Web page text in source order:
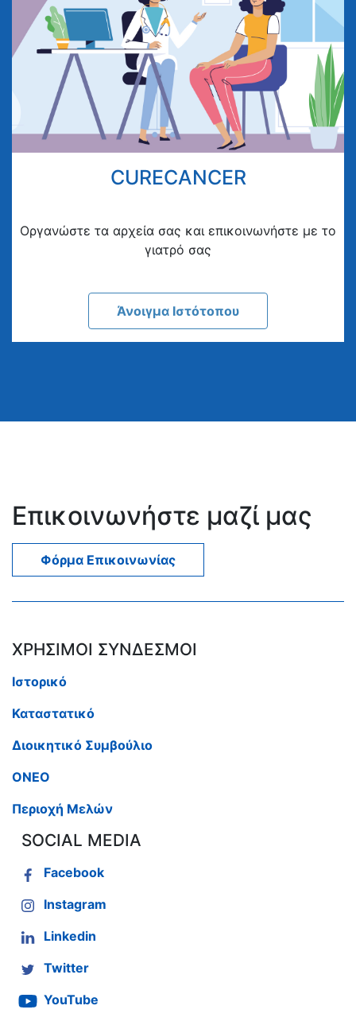
CURECANCER
Οργανώστε τα αρχεία σας και επικοινωνήστε με το
γιατρό σας
Άνοιγμα Ιστότοπου
Επικοινωνήστε μαζί μας
Φόρμα Επικοινωνίας
ΧΡΗΣΙΜΟΙ ΣΥΝΔΕΣΜΟΙ
Ιστορικό
Καταστατικό
Διοικητικό Συμβούλιο
ΟΝΕΟ
Περιοχή Μελών
SOCIAL MEDIA
Facebook
Instagram
Linkedin
Twitter
YouTube